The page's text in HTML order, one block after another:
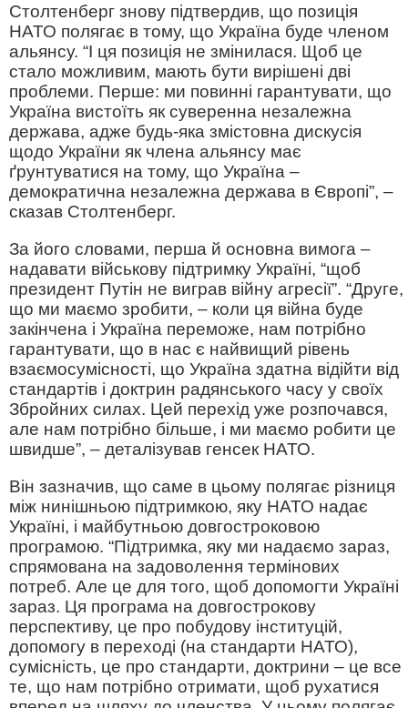
Столтенберг знову підтвердив, що позиція
НАТО полягає в тому, що Україна буде членом
альянсу. “І ця позиція не змінилася. Щоб це
стало можливим, мають бути вирішені дві
проблеми. Перше: ми повинні гарантувати, що
Україна вистоїть як суверенна незалежна
держава, адже будь-яка змістовна дискусія
щодо України як члена альянсу має
ґрунтуватися на тому, що Україна –
демократична незалежна держава в Європі”, –
сказав Столтенберг.
За його словами, перша й основна вимога –
надавати військову підтримку Україні, “щоб
президент Путін не виграв війну агресії”. “Друге,
що ми маємо зробити, – коли ця війна буде
закінчена і Україна переможе, нам потрібно
гарантувати, що в нас є найвищий рівень
взаємосумісності, що Україна здатна відійти від
стандартів і доктрин радянського часу у своїх
Збройних силах. Цей перехід уже розпочався,
але нам потрібно більше, і ми маємо робити це
швидше”, – деталізував генсек НАТО.
Він зазначив, що саме в цьому полягає різниця
між нинішньою підтримкою, яку НАТО надає
Україні, і майбутньою довгостроковою
програмою. “Підтримка, яку ми надаємо зараз,
спрямована на задоволення термінових
потреб. Але це для того, щоб допомогти Україні
зараз. Ця програма на довгострокову
перспективу, це про побудову інституцій,
допомогу в переході (на стандарти НАТО),
сумісність, це про стандарти, доктрини – це все
те, що нам потрібно отримати, щоб рухатися